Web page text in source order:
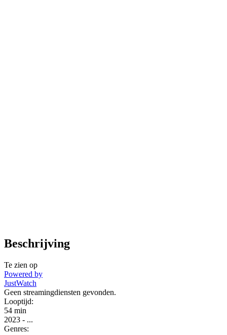
Beschrijving
Te zien op
Powered by
JustWatch
Geen streamingdiensten gevonden.
Looptijd:
54 min
2023 - ...
Genres: